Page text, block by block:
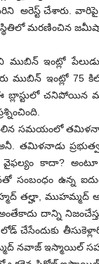
అరెస్ట్ చేశారు.
మరణించిన జమీషా
ముబిన్ ఇంట్లో
ముబిన్ ఇంట్లో
బ్లాస్టులో చనిపోయిన
సమయంలో
అనీ. తమిళనాడు
కాదా?
ఉన్న
తల్హా,
అంతేకాదు దాన్ని
చేసేందుకు
నవాజ్ ఇస్మాయిల్